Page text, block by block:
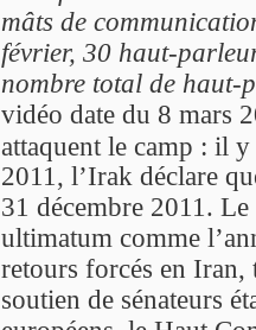
mâts de
février, 30 haut-
nombre total de haut-
vidéo date du 8 mars
attaquent le camp : il
2011, l’Irak déclare
31 décembre 2011.
ultimatum comme
retours forcés en Iran,
soutien de sénateurs